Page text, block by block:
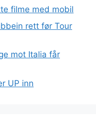
filme med mobil
rett før Tour
mot Italia får
UP inn